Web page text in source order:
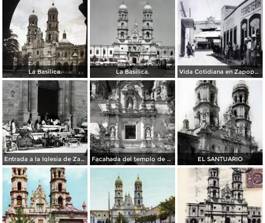
La Basilica. La Basilica. Vida Cotidiana en Zapopan Jalisco.
Entrada a la Iglesia de Zapopan Jalisco Jalisco. Facahada del templo de Zapopan EL SANTUARIO